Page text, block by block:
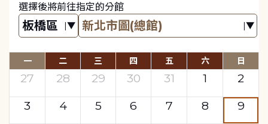
選擇後將前往指定的分館
一 二 三 四 五 六 日
27 28 29 30 31 1
2
3
4 5 6 7 8
9